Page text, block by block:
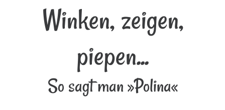
Winken, zeigen,
piepen...
So sagt man »Polina«